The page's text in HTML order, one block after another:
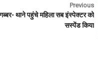
Previous
थाने पहुंचे महिला सब इंस्पेक्टर को
सस्पेंड किया